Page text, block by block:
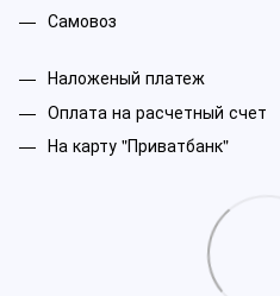
Самовоз
Наложеный платеж
Оплата на расчетный счет
На карту "Приватбанк"